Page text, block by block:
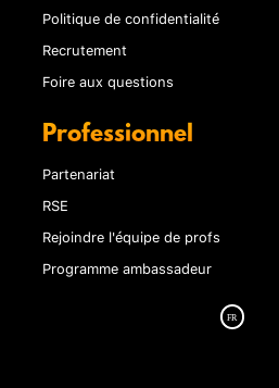
Politique de confidentialité
Recrutement
Foire aux questions
Professionnel
Partenariat
RSE
Rejoindre l'équipe de profs
Programme ambassadeur